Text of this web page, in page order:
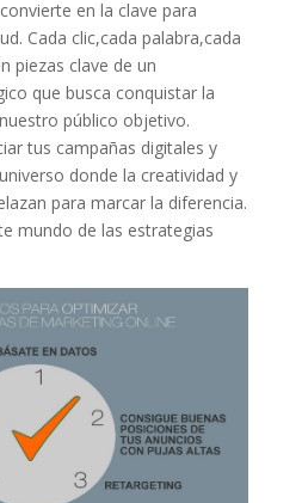
en la clave para
Cada​ clic,cada⁢ palabra,cada⁢
piezas clave de un
que busca conquistar⁢ la
⁢público objetivo.​
tus campañas digitales y⁢
donde la creatividad y
⁤para ​marcar la diferencia.
mundo de las estrategias